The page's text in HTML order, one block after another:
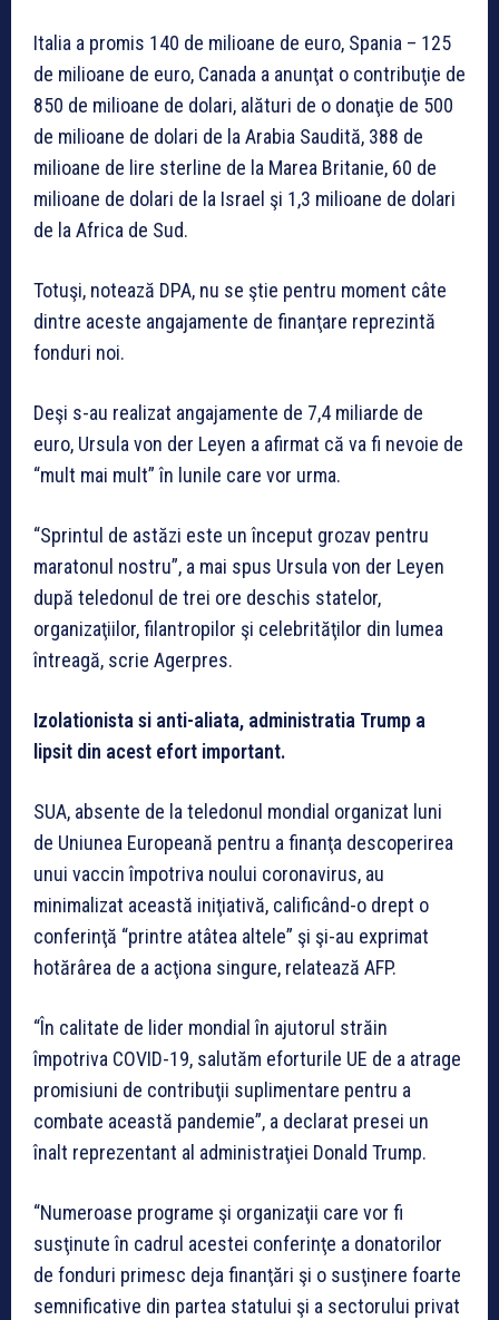
Italia a promis 140 de milioane de euro, Spania – 125
de milioane de euro, Canada a anunţat o contribuţie de
850 de milioane de dolari, alături de o donaţie de 500
de milioane de dolari de la Arabia Saudită, 388 de
milioane de lire sterline de la Marea Britanie, 60 de
milioane de dolari de la Israel şi 1,3 milioane de dolari
de la Africa de Sud.
Totuşi, notează DPA, nu se ştie pentru moment câte
dintre aceste angajamente de finanţare reprezintă
fonduri noi.
Deşi s-au realizat angajamente de 7,4 miliarde de
euro, Ursula von der Leyen a afirmat că va fi nevoie de
“mult mai mult” în lunile care vor urma.
“Sprintul de astăzi este un început grozav pentru
maratonul nostru”, a mai spus Ursula von der Leyen
după teledonul de trei ore deschis statelor,
organizaţiilor, filantropilor şi celebrităţilor din lumea
întreagă, scrie Agerpres.
Izolationista si anti-aliata, administratia Trump a
lipsit din acest efort important.
SUA, absente de la teledonul mondial organizat luni
de Uniunea Europeană pentru a finanţa descoperirea
unui vaccin împotriva noului coronavirus, au
minimalizat această iniţiativă, calificând-o drept o
conferinţă “printre atâtea altele” şi şi-au exprimat
hotărârea de a acţiona singure, relatează AFP.
“În calitate de lider mondial în ajutorul străin
împotriva COVID-19, salutăm eforturile UE de a atrage
promisiuni de contribuţii suplimentare pentru a
combate această pandemie”, a declarat presei un
înalt reprezentant al administraţiei Donald Trump.
“Numeroase programe şi organizaţii care vor fi
susţinute în cadrul acestei conferinţe a donatorilor
de fonduri primesc deja finanţări şi o susţinere foarte
semnificative din partea statului şi a sectorului privat